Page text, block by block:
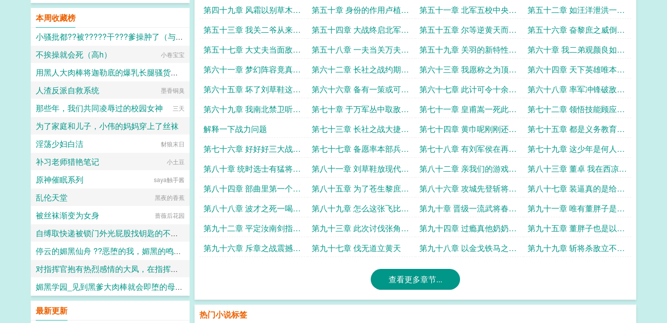
男人水很深
何人可称猛将
下的重建者
容老夫缓缓
第四十九章 风霜以别草木之
性危乱而见贞良之
第五十章 身份的作用卢植的
恐怖属性
第五十一章 北军五校中央禁
卫
第五十二章 如汪洋泄洪一泻
千里
第五十三章 我关二爷从来不
会错过任何装逼的机会
第五十四章 大战终启北军五
校的战力
第五十五章 尔等逆黄天而行
将遭天罚降世
第五十六章 奋黎庶之威倒山
河之悬
第五十七章 大丈夫当面敌而
战死不旋踵
第五十八章 一夫当关万夫莫
开
第五十九章 关羽的新特性凤
目藏龙
第六十章 我二弟观颜良如插
标卖首尔
第六十一章 梦幻阵容竟真成
梦幻阵容小丑竟是我自己
第六十二章 长社之战约期剿
捕
第六十三章 我愿称之为顶上
战争
第六十四章 天下英雄唯本初
兄与操耳
第六十五章 坏了刘草鞋这次
怕是真要马革裹尸了
第六十六章 备有一策或可破
颍川黄巾
第六十七章 此计可令十余万
黄巾授首可令大汉山河永固
第六十八章 率军冲锋破敌搴
旗
第六十九章 我南北禁卫听令
目标黄巾大营前进
第七十章 于万军丛中取敌将
首级
第七十一章 皇甫嵩一死此困
可解
第七十二章 领悟技能顾应剑
法
解释一下战力问题
第七十三章 长社之战大捷转
职善战甲士
第七十四章 黄巾呢刚刚还这
么大一个
第七十五章 都是义务教育结
果你偷偷去黄埔进修
第七十六章 好好好三大战狂
终于会面了
第七十七章 备愿率本部兵马
克定汝南
第七十八章 有刘军侯在再兴
光武盛世亦是可期
第七十九章 这少年是何人年
纪轻轻竟这般勇武
第八十章 统时选士有猛将之
烈
第八十一章 刘草鞋放现代肯
定是个无良资本家
第八十二章 亲我们的游戏正
在蒸蒸日上哦
第八十三章 董卓 我在西凉找
马的那些年
第八十四章 部曲里第一个晋
级武将的兵卒
第八十五章 为了苍生黎庶随
备一起征战黄巾
第八十六章 攻城先登斩将破
敌
第八十七章 装逼真的是给关
羽玩明白了
第八十八章 波才之死一喝震
动九霄
第八十九章 怎么这张飞比关
羽还特么离谱
第九十章 晋级一流武将春秋
刀法的变化
第九十一章 唯有董胖子是如
此的清新脱俗
第九十二章 平定汝南剑指广
宗
第九十三章 此次讨伐张角备
愿为先锋
第九十四章 过瘾真他奶奶的
过瘾呐
第九十五章 董胖子也是以凡
人之躯比肩神明的男人
第九十六章 斥章之战震撼的
第九十七章 伐无道立黄天
第九十八章 以金戈铁马之雄
第九十九章 斩将杀敌立不世
查看更多章节...
热门小说标签
本周收藏榜
小骚批都??被?????干???爹操肿了（与狼共枕）
百无禁忌
不挨操就会死（高h） 小卷宝宝
用黑人大肉棒将迦勒底的爆乳长腿骚货英灵一个个的全都调教成发情媚黑母猪贱婊吧
克图格亚改二
人渣反派自救系统 墨香铜臭
那些年，我们共同凌辱过的校园女神 三天
为了家庭和儿子，小伟的妈妈穿上了丝袜
daokee
淫荡少妇白洁 豺狼末日
补习老师猎艳笔记 小土豆
原神催眠系列 saya触手酱
乱伦天堂 黑夜的香蕉
被丝袜渐变为女身 蔷薇后花园
自缚取快递被锁门外光屁股找钥匙的不良妹妹
黑翼君
停云的媚黑仙舟 ??恶堕的我，媚黑的鸣火首席以及仙舟??
对指挥官抱有热烈感情的大凤，在指挥官被迫出差的一年中被黑人用媚药和甜言蜜语玩弄成满身刺青的媚黑婊子
Kyle
媚黑学园_见到黑爹大肉棒就会即堕的母猪教师和婊子学生
最新更新